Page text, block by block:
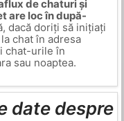
de chaturi și
are loc în după-
dacă doriți să inițiați
chat în adresa
chat-urile în
sau noaptea.
date despre